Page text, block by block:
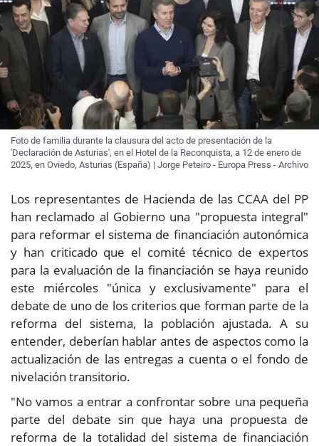
Foto de familia durante la clausura del acto de presentación de la
'Declaración de Asturias', en el Hotel de la Reconquista, a 12 de enero de
2025, en Oviedo, Asturias (España) | Jorge Peteiro - Europa Press - Archivo
Los representantes de Hacienda de las CCAA del PP
han reclamado al Gobierno una "propuesta integral"
para reformar el sistema de financiación autonómica
y han criticado que el comité técnico de expertos
para la evaluación de la financiación se haya reunido
este miércoles "única y exclusivamente" para el
debate de uno de los criterios que forman parte de la
reforma del sistema, la población ajustada. A su
entender, deberían hablar antes de aspectos como la
actualización de las entregas a cuenta o el fondo de
nivelación transitorio.
"No vamos a entrar a confrontar sobre una pequeña
parte del debate sin que haya una propuesta de
reforma de la totalidad del sistema de financiación